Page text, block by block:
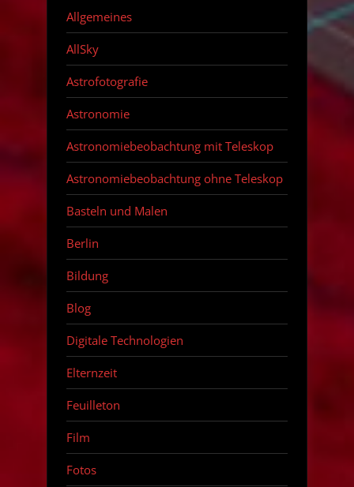
Allgemeines
AllSky
Astrofotografie
Astronomie
Astronomiebeobachtung mit Teleskop
Astronomiebeobachtung ohne Teleskop
Basteln und Malen
Berlin
Bildung
Blog
Digitale Technologien
Elternzeit
Feuilleton
Film
Fotos